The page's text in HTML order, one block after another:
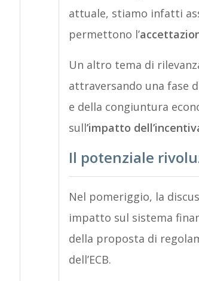
attuale, stiamo infatti
permettono l’
Un altro tema di
attraversando una fase
e della congiuntura
sull’impatto
Il potenziale
Nel pomeriggio, la
impatto sul sistema
della proposta di
dell’ECB.